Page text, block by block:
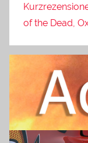
of the Dead,